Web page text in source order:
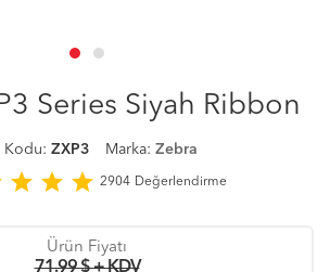
Series Siyah Ribbon
Kodu: ZXP3 Marka: Zebra
star star star 2904 Değerlendirme
Ürün Fiyatı
71.99 $ + KDV